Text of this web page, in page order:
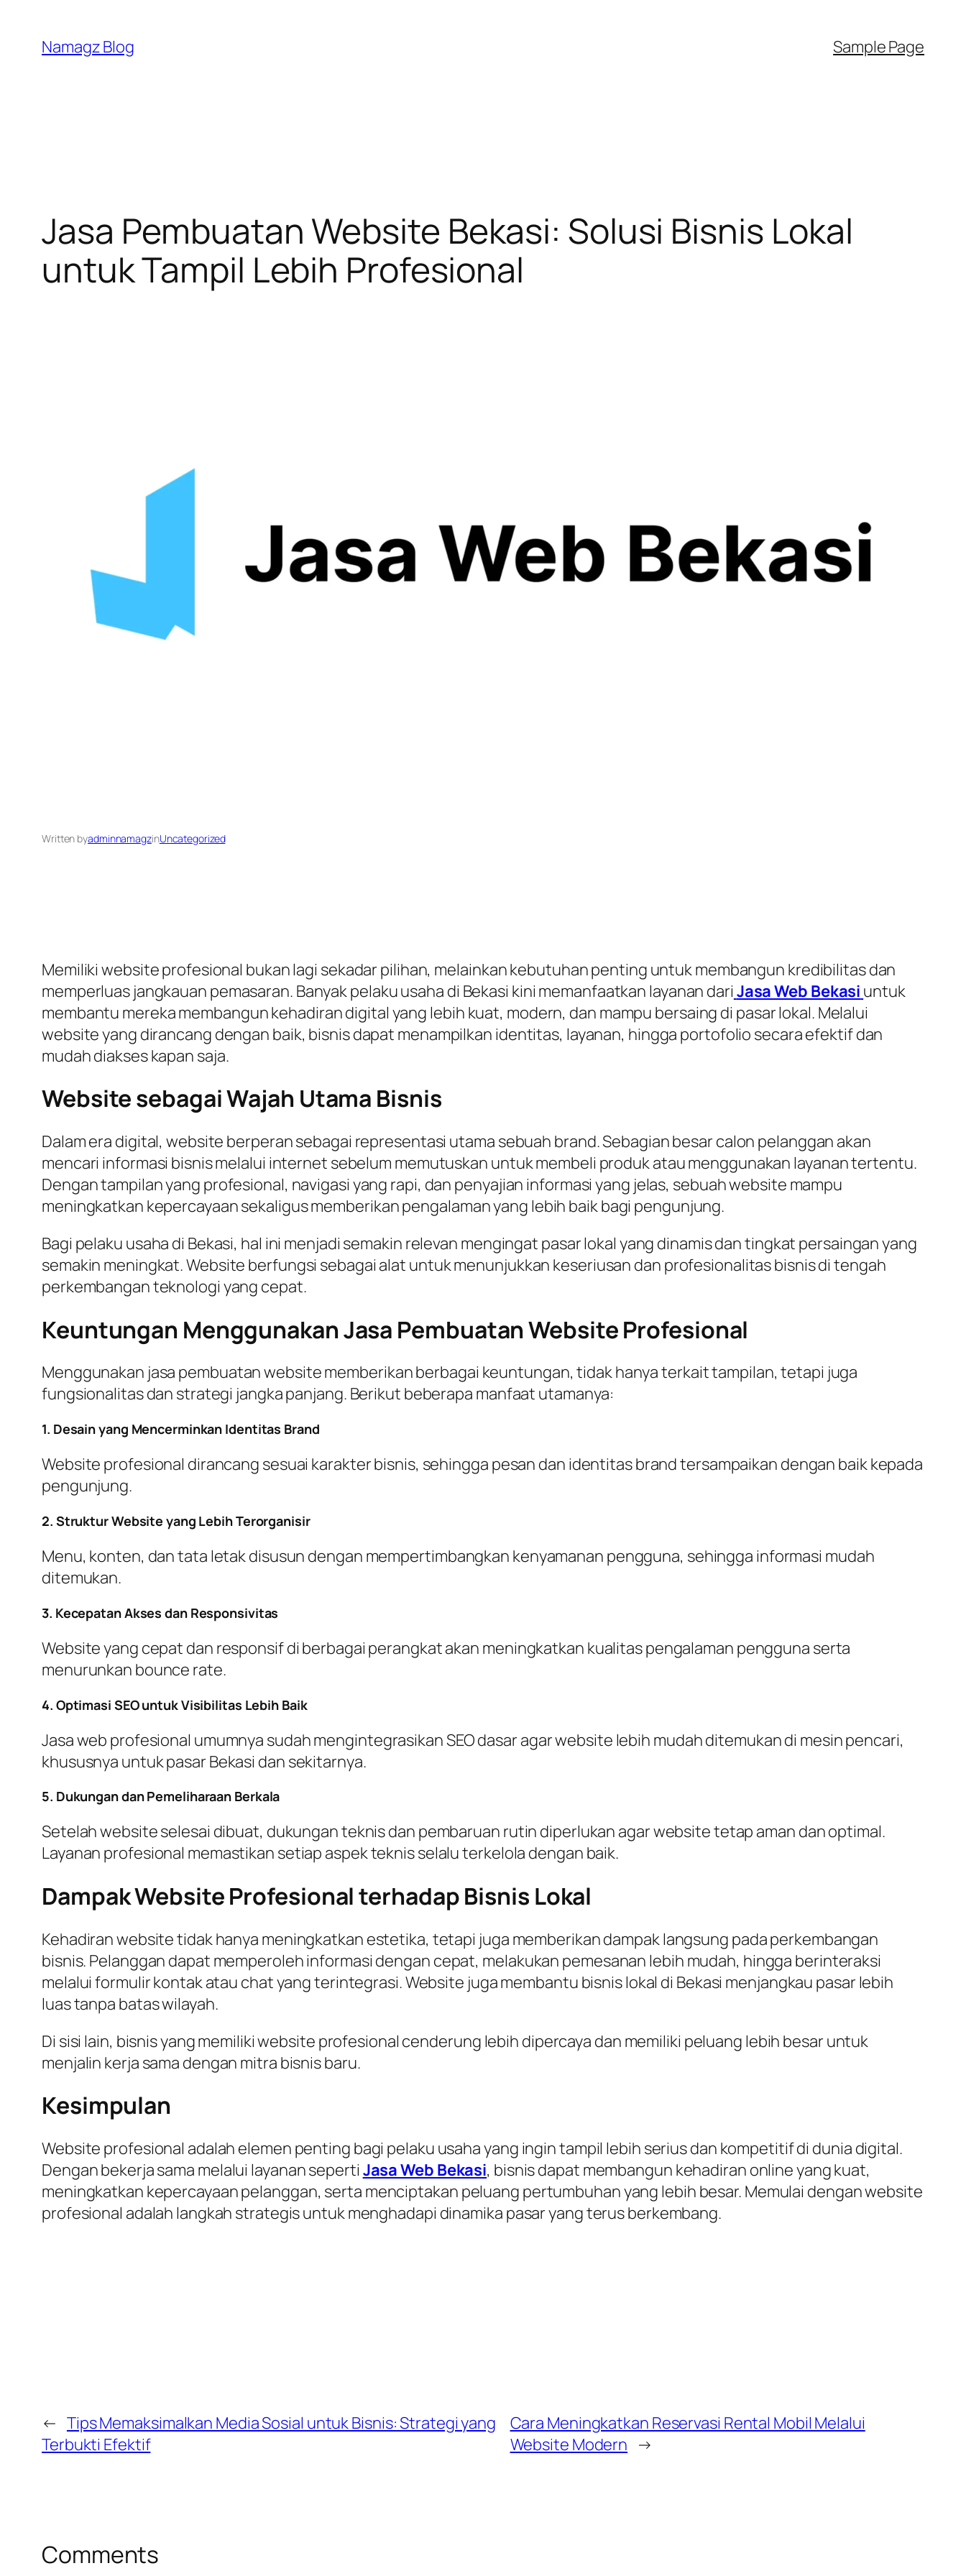
content
Namagz Blog Sample Page
Jasa Pembuatan Website Bekasi: Solusi Bisnis Lokal
untuk Tampil Lebih Profesional
Written byadminnamagzinUncategorized
Memiliki website profesional bukan lagi sekadar pilihan, melainkan kebutuhan penting untuk membangun kredibilitas dan
memperluas jangkauan pemasaran. Banyak pelaku usaha di Bekasi kini memanfaatkan layanan dari Jasa Web Bekasi untuk
membantu mereka membangun kehadiran digital yang lebih kuat, modern, dan mampu bersaing di pasar lokal. Melalui
website yang dirancang dengan baik, bisnis dapat menampilkan identitas, layanan, hingga portofolio secara efektif dan
mudah diakses kapan saja.
Website sebagai Wajah Utama Bisnis
Dalam era digital, website berperan sebagai representasi utama sebuah brand. Sebagian besar calon pelanggan akan
mencari informasi bisnis melalui internet sebelum memutuskan untuk membeli produk atau menggunakan layanan tertentu.
Dengan tampilan yang profesional, navigasi yang rapi, dan penyajian informasi yang jelas, sebuah website mampu
meningkatkan kepercayaan sekaligus memberikan pengalaman yang lebih baik bagi pengunjung.
Bagi pelaku usaha di Bekasi, hal ini menjadi semakin relevan mengingat pasar lokal yang dinamis dan tingkat persaingan yang
semakin meningkat. Website berfungsi sebagai alat untuk menunjukkan keseriusan dan profesionalitas bisnis di tengah
perkembangan teknologi yang cepat.
Keuntungan Menggunakan Jasa Pembuatan Website Profesional
Menggunakan jasa pembuatan website memberikan berbagai keuntungan, tidak hanya terkait tampilan, tetapi juga
fungsionalitas dan strategi jangka panjang. Berikut beberapa manfaat utamanya:
1. Desain yang Mencerminkan Identitas Brand
Website profesional dirancang sesuai karakter bisnis, sehingga pesan dan identitas brand tersampaikan dengan baik kepada
pengunjung.
2. Struktur Website yang Lebih Terorganisir
Menu, konten, dan tata letak disusun dengan mempertimbangkan kenyamanan pengguna, sehingga informasi mudah
ditemukan.
3. Kecepatan Akses dan Responsivitas
Website yang cepat dan responsif di berbagai perangkat akan meningkatkan kualitas pengalaman pengguna serta
menurunkan bounce rate.
4. Optimasi SEO untuk Visibilitas Lebih Baik
Jasa web profesional umumnya sudah mengintegrasikan SEO dasar agar website lebih mudah ditemukan di mesin pencari,
khususnya untuk pasar Bekasi dan sekitarnya.
5. Dukungan dan Pemeliharaan Berkala
Setelah website selesai dibuat, dukungan teknis dan pembaruan rutin diperlukan agar website tetap aman dan optimal.
Layanan profesional memastikan setiap aspek teknis selalu terkelola dengan baik.
Dampak Website Profesional terhadap Bisnis Lokal
Kehadiran website tidak hanya meningkatkan estetika, tetapi juga memberikan dampak langsung pada perkembangan
bisnis. Pelanggan dapat memperoleh informasi dengan cepat, melakukan pemesanan lebih mudah, hingga berinteraksi
melalui formulir kontak atau chat yang terintegrasi. Website juga membantu bisnis lokal di Bekasi menjangkau pasar lebih
luas tanpa batas wilayah.
Di sisi lain, bisnis yang memiliki website profesional cenderung lebih dipercaya dan memiliki peluang lebih besar untuk
menjalin kerja sama dengan mitra bisnis baru.
Kesimpulan
Website profesional adalah elemen penting bagi pelaku usaha yang ingin tampil lebih serius dan kompetitif di dunia digital.
Dengan bekerja sama melalui layanan seperti Jasa Web Bekasi, bisnis dapat membangun kehadiran online yang kuat,
meningkatkan kepercayaan pelanggan, serta menciptakan peluang pertumbuhan yang lebih besar. Memulai dengan website
profesional adalah langkah strategis untuk menghadapi dinamika pasar yang terus berkembang.
← Tips Memaksimalkan Media Sosial untuk Bisnis: Strategi yang
Terbukti Efektif
Cara Meningkatkan Reservasi Rental Mobil Melalui
Website Modern →
Comments